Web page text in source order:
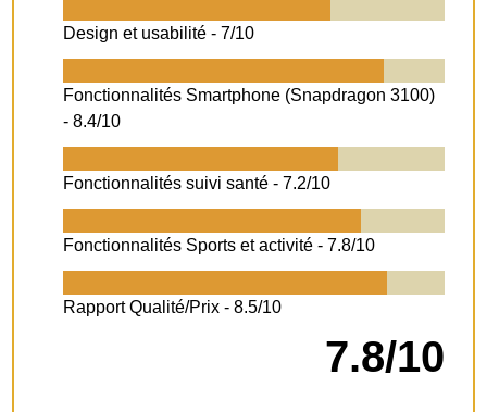
Design et usabilité -7/10
Fonctionnalités Smartphone (Snapdragon 3100)
-8.4/10
Fonctionnalités suivi santé -7.2/10
Fonctionnalités Sports et activité -7.8/10
Rapport Qualité/Prix -8.5/10
7.8/10